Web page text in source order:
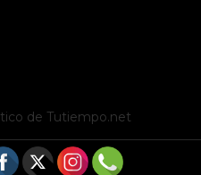
de Tutiempo.net